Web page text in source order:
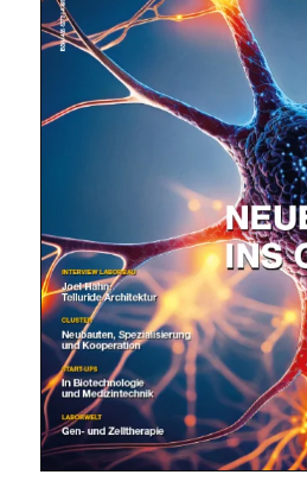
Mit dem
jede Woche
E-